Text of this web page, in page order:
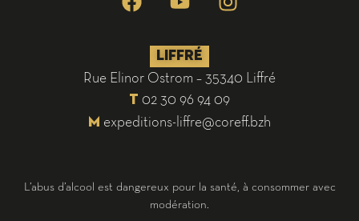
LIFFRÉ
Rue Elinor Ostrom – 35340 Liffré
T 02 30 96 94 09
M expeditions-liffre@coreff.bzh
L’abus d’alcool est dangereux pour la santé, à consommer avec
modération.